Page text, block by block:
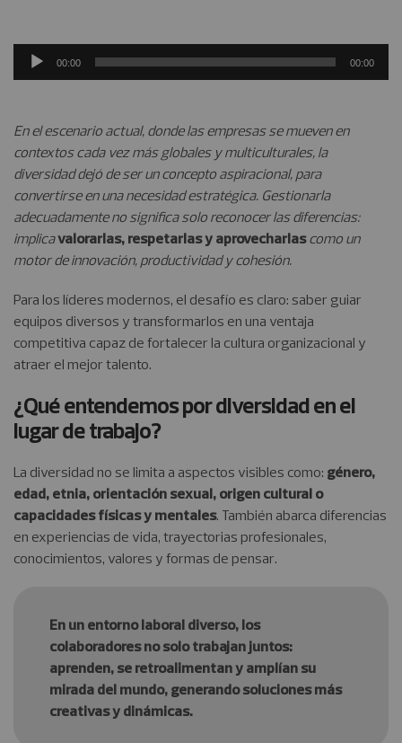
Reproductor
de
00:00 00:00
En el escenario actual, donde las empresas se mueven en
contextos cada vez más globales y multiculturales, la
diversidad dejó de ser un concepto aspiracional, para
convertirse en una necesidad estratégica. Gestionarla
adecuadamente no significa solo reconocer las diferencias:
implicavalorarlas, respetarlas y aprovecharlascomo un
motor de innovación, productividad y cohesión.
Para los líderes modernos, el desafío es claro: saber guiar
equipos diversos y transformarlos en una ventaja
competitiva capaz de fortalecer la cultura organizacional y
atraer el mejor talento.
¿Qué entendemos por diversidad en el
lugar de trabajo?
La diversidad no se limita a aspectos visibles como: género,
edad, etnia, orientación sexual, origen cultural o
capacidades físicas y mentales. También abarca diferencias
en experiencias de vida, trayectorias profesionales,
conocimientos, valores y formas de pensar.
En un entorno laboral diverso, los
colaboradores no solo trabajan juntos:
aprenden, se retroalimentan y amplían su
mirada del mundo, generando soluciones más
creativas y dinámicas.